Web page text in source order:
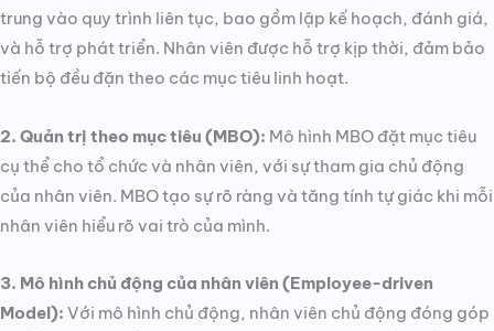
trung vào quy trình liên tục, bao gồm lập kế hoạch, đánh giá,
và hỗ trợ phát triển. Nhân viên được hỗ trợ kịp thời, đảm bảo
tiến bộ đều đặn theo các mục tiêu linh hoạt.
2. Quản trị theo mục tiêu (MBO): Mô hình MBO đặt mục tiêu
cụ thể cho tổ chức và nhân viên, với sự tham gia chủ động
của nhân viên. MBO tạo sự rõ ràng và tăng tính tự giác khi mỗi
nhân viên hiểu rõ vai trò của mình.
3. Mô hình chủ động của nhân viên (Employee-driven
Model): Với mô hình chủ động, nhân viên chủ động đóng góp